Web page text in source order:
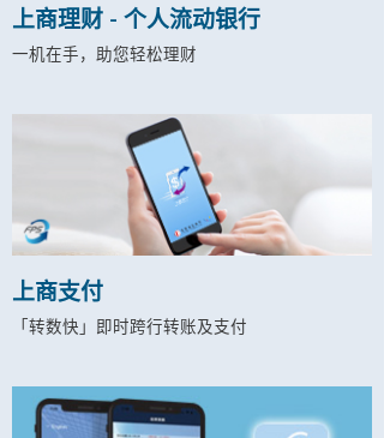
上商理财 - 个人流动银行
一机在手，助您轻松理财
上商支付
「转数快」即时跨行转账及支付